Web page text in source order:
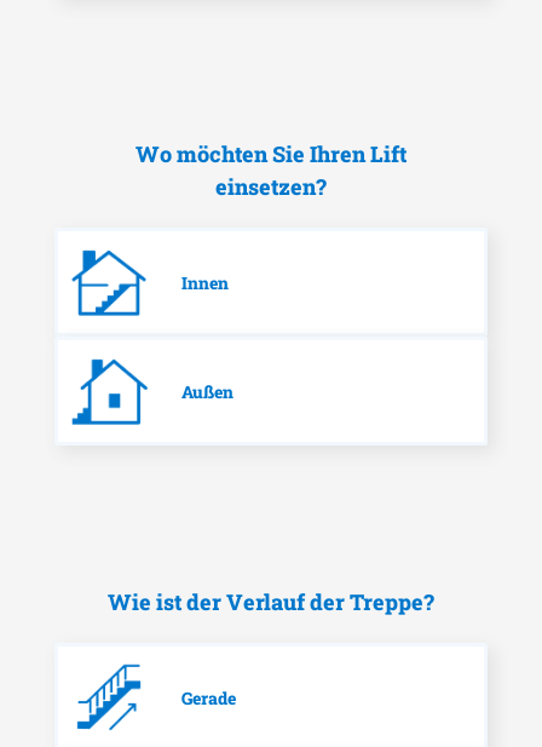
Wo möchten Sie Ihren Lift
einsetzen?
Innen
Außen
Wie ist der Verlauf der Treppe?
Gerade